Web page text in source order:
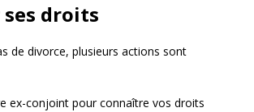
droits
de divorce, plusieurs actions sont
ex-conjoint pour connaître vos droits